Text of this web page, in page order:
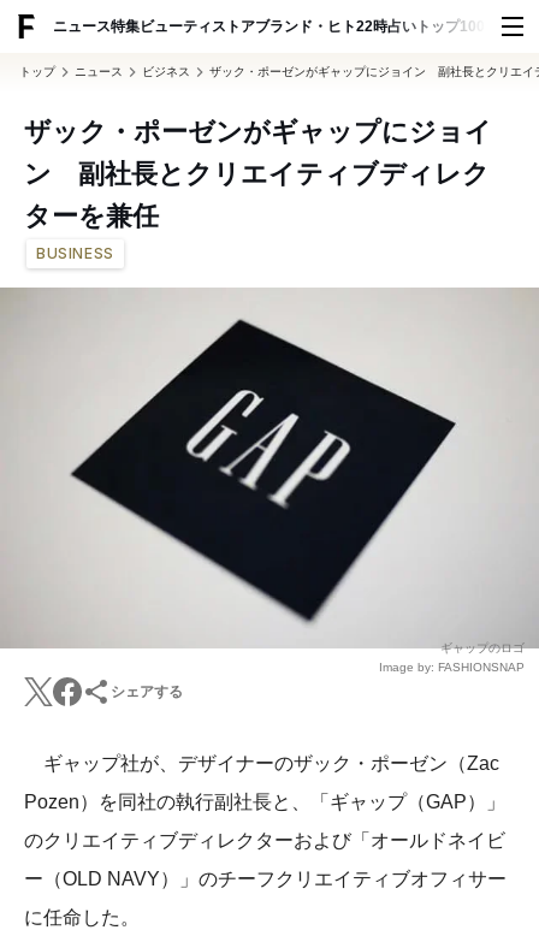
ニュース特集ビューティ ストアブランド・ヒト22時占い トップ100 スナッ
トップ ニュース ビジネス ザック・ポーゼンがギャップにジョイン 副社長とクリエイ
ザック・ポーゼンがギャップにジョイ
ン 副社長とクリエイティブディレク
ターを兼任
BUSINESS
ギャップのロゴ
Image by: FASHIONSNAP
シェアする
ギャップ社が、デザイナーのザック・ポーゼン（Zac
Pozen）を同社の執行副社長と、「ギャップ（GAP）」
のクリエイティブディレクターおよび「オールドネイビ
ー（OLD NAVY）」のチーフクリエイティブオフィサー
に任命した。